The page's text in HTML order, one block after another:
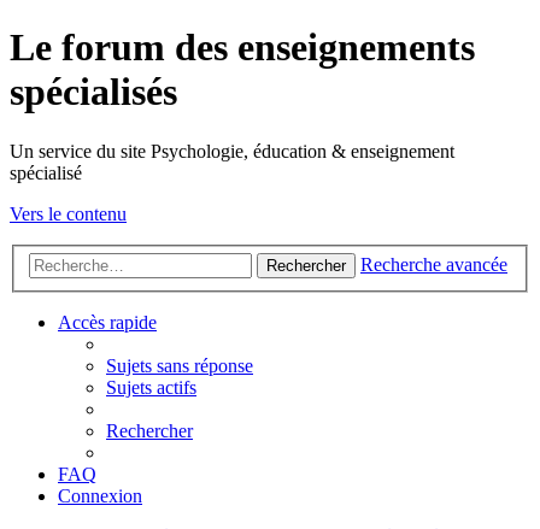
Le forum des enseignements
spécialisés
Un service du site Psychologie, éducation & enseignement
spécialisé
Vers le contenu
Rechercher Recherche avancée
Accès rapide
Sujets sans réponse
Sujets actifs
Rechercher
FAQ
Connexion